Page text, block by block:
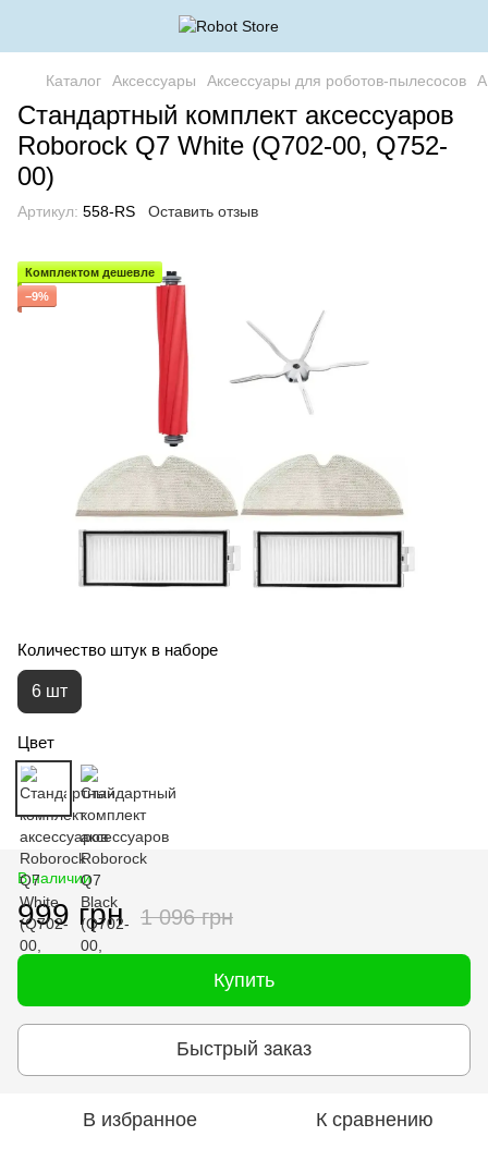
Каталог Аксессуары Аксессуары для роботов-пылесосов
Стандартный комплект аксессуаров
Roborock Q7 White (Q702-00, Q752-
00)
Артикул: 558-RS Оставить отзыв
Комплектом дешевле
−9%
Количество штук в наборе
6 шт
Цвет
В наличии
999 грн 1 096 грн
Купить
Быстрый заказ
В избранное К сравнению